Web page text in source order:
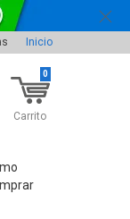
Inicio
Carrito
0